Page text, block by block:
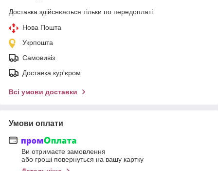
Доставка здійснюється тільки по передоплаті.
Нова Пошта
Укрпошта
Самовивіз
Доставка кур'єром
Всі умови доставки
Умови оплати
Ви отримаєте замовлення
або гроші повернуться на вашу картку